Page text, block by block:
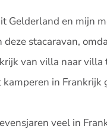
Gelderland en mijn
stacaravan,
van villa naar
in Frankrijk
veel in